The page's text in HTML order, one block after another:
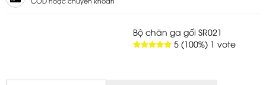
Bộ chăn ga gối SR021
5 (100%) 1 vote